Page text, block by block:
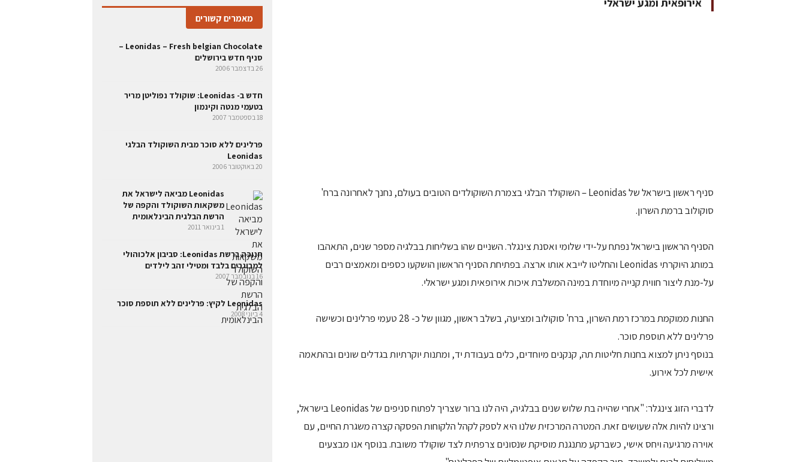
סניף ראשון בישראל של Leonidas – השוקולד הבלגי בצמרת השוקולדים הטובים בעולם, נחנך לאחרונה ברח'
סוקולוב ברמת השרון.
הסניף הראשון בישראל נפתח על-ידי שלומי ואסנת צינגלר. השניים שהו בשליחות בבלגיה מספר שנים, התאהבו
במותג היוקרתי Leonidas והחליטו לייבא אותו ארצה. בפתיחת הסניף הראשון הושקעו כספים ומאמצים רבים
על-מנת ליצור חווית קנייה מיוחדת במינה המשלבת איכות אירופאית ומגע ישראלי.
החנות ממוקמת במרכז רמת השרון, ברח' סוקולוב ומציעה, בשלב ראשון, מגוון של כ- 28 טעמי פרלינים וכשישה
פרלינים ללא תוספת סוכר.
בנוסף ניתן למצוא בחנות חליטות תה, קנקנים מיוחדים, כלים בעבודת יד, ומתנות יוקרתיות בגדלים שונים ובהתאמה
אישית לכל אירוע.
לדברי הזוג צינגלר: "אחרי שהייה בת שלוש שנים בבלגיה, היה לנו ברור שצריך לפתוח סניפים של Leonidas בישראל,
ורצינו להיות אלה שעושים זאת. המטרה המרכזית שלנו היא לספק לקהל הלקוחות הפסקה קצרה משגרת החיים, עם
אוירה מרגיעה ויחס אישי, כשברקע מתנגנת מוסיקת שנסונים צרפתית לצד שוקולד משובח. בנוסף אנו מבצעים
מאמרים קשורים
Leonidas – Fresh belgian Chocolate –
סניף חדש בירושלים
26 בדצמבר 2006
חדש ב- Leonidas: שוקולד נפוליטן מריר
בטעמי מנטה וקינמון
18 בספטמבר 2007
פרלינים ללא סוכר מבית השוקולד הבלגי
Leonidas
20 באוקטובר 2006
Leonidas מביאה לישראל את
משקאות השוקולד והקפה של
הרשת הבלגית הבינלאומית
1 בינואר 2011
חנוכה ברשת Leonidas: סביבון אלכוהולי
למבוגרים בלבד ומטילי זהב לילדים
16 בנובמבר 2007
Leonidas לקיץ: פרלינים ללא תוספת סוכר
4 ביוני 2008